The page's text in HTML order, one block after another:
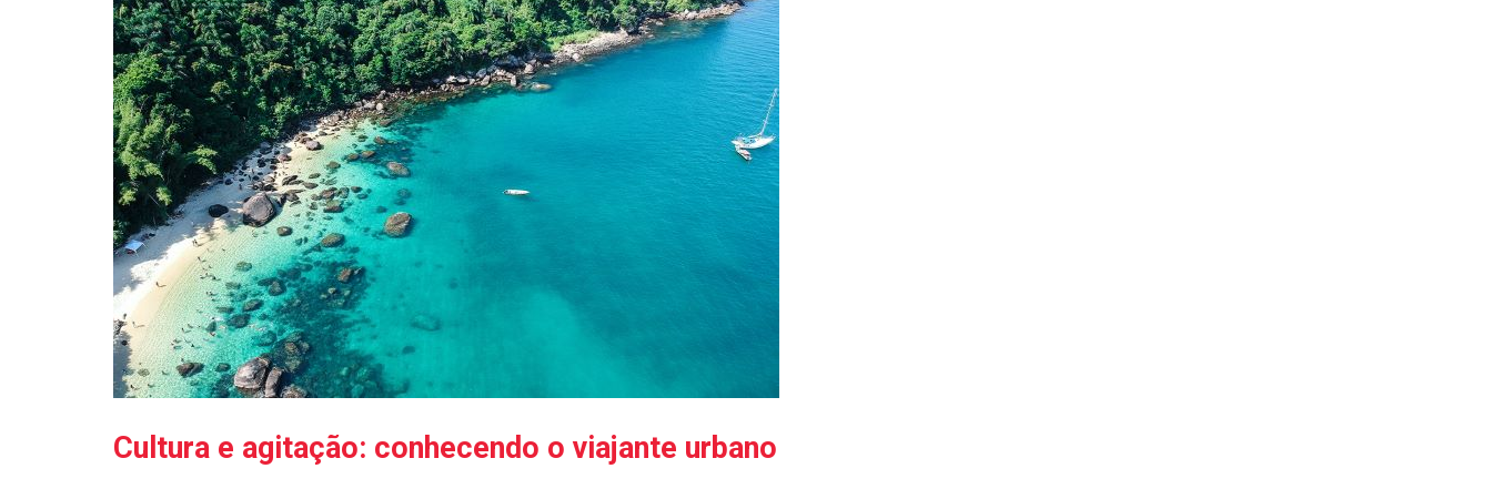
Cultura e agitação: conhecendo o viajante urbano